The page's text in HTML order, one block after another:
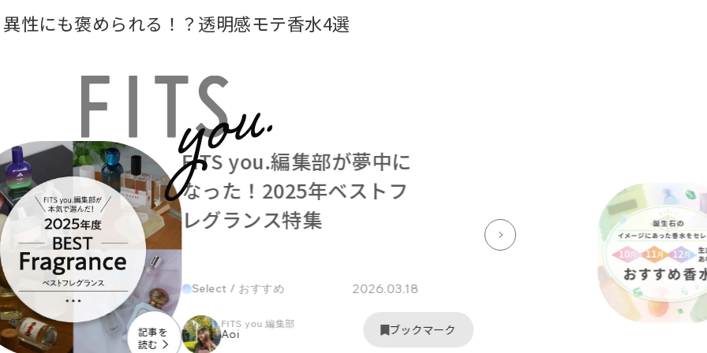
異性にも褒められる！？透明感モテ香水4選
いたくなる香りを厳選！一軍で使える香水4選
異性にも褒められる！？透明感モテ香水4選
記事を
読む
FITS you.編集部が夢中に
なった！2025年ベストフ
レグランス特集
Select / おすすめ 2026.03.18
FITS you.編集部
Aoi ブックマーク